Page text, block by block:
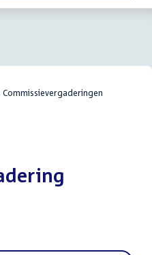
Commissievergaderingen